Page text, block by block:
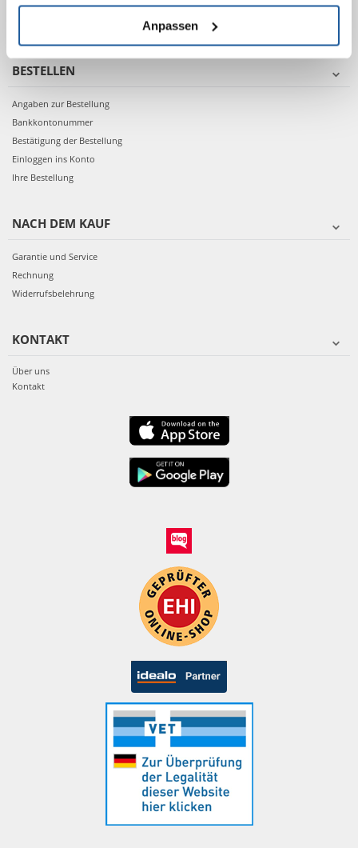
Anpassen
Registrieren
BESTELLEN
Angaben zur Bestellung
Bankkontonummer
Bestätigung der Bestellung
Einloggen ins Konto
Ihre Bestellung
NACH DEM KAUF
Garantie und Service
Rechnung
Widerrufsbelehrung
KONTAKT
Über uns
Kontakt